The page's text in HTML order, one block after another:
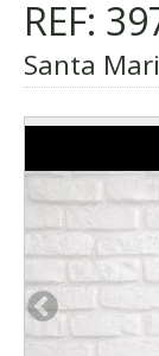
REF:
Santa